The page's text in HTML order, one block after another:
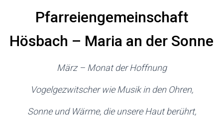
Pfarreiengemeinschaft
Hösbach – Maria an der Sonne
März – Monat der Hoffnung
Vogelgezwitscher wie Musik in den Ohren,
Sonne und Wärme, die unsere Haut berührt,